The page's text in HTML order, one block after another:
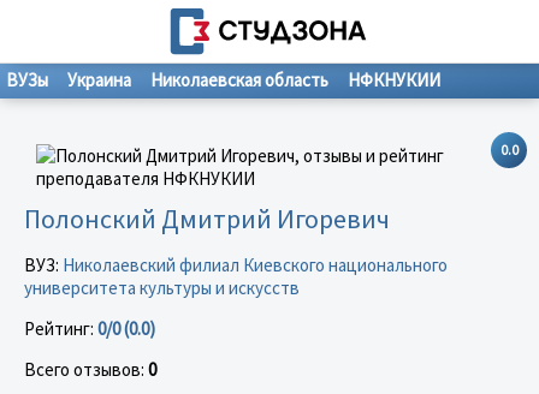
ВУЗы Украина Николаевская область НФКНУКИИ
0.0
Полонский Дмитрий Игоревич
ВУЗ: Николаевский филиал Киевского национального
университета культуры и искусств
Рейтинг: 0/0 (0.0)
Всего отзывов: 0